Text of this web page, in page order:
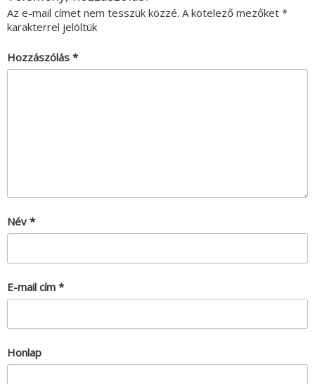
Az e-mail címet nem tesszük közzé. A kötelező mezőket *
karakterrel jelöltük
Hozzászólás *
Név *
E-mail cím *
Honlap